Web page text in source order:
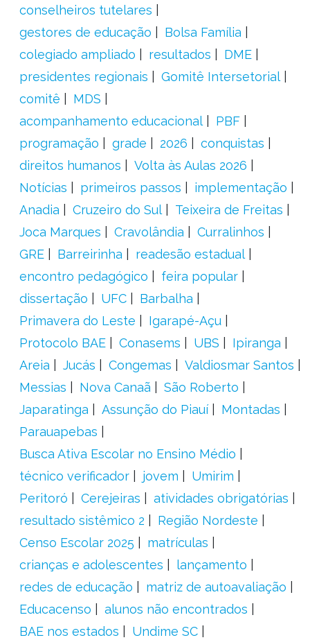
conselheiros tutelares
gestores de educação
Bolsa Família
colegiado ampliado
resultados
DME
presidentes regionais
Gomitê Intersetorial
comitê
MDS
acompanhamento educacional
PBF
programação
grade 2026
conquistas
direitos humanos
Volta às Aulas 2026
Notícias
primeiros passos
implementação
Anadia
Cruzeiro do Sul
Teixeira de Freitas
Joca Marques
Cravolândia
Curralinhos
GRE
Barreirinha
readesão estadual
encontro pedagógico
feira popular
dissertação
UFC
Barbalha
Primavera do Leste
Igarapé-Açu
Protocolo BAE
Conasems UBS
Ipiranga
Areia
Jucás Congemas
Valdiosmar Santos
Messias
Nova Canaã
São Roberto
Japaratinga
Assunção do Piauí
Montadas
Parauapebas
Busca Ativa Escolar no Ensino Médio
técnico verificador
jovem
Umirim
Peritoró
Cerejeiras
atividades obrigatórias
resultado sistêmico 2
Região Nordeste
Censo Escolar 2025
matrículas
crianças e adolescentes
lançamento
redes de educação
matriz de autoavaliação
Educacenso
alunos não encontrados
BAE nos estados
Undime SC